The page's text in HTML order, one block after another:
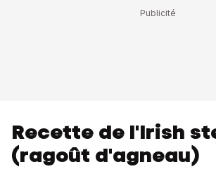
Recette de l'Irish
(ragoût d'agneau)